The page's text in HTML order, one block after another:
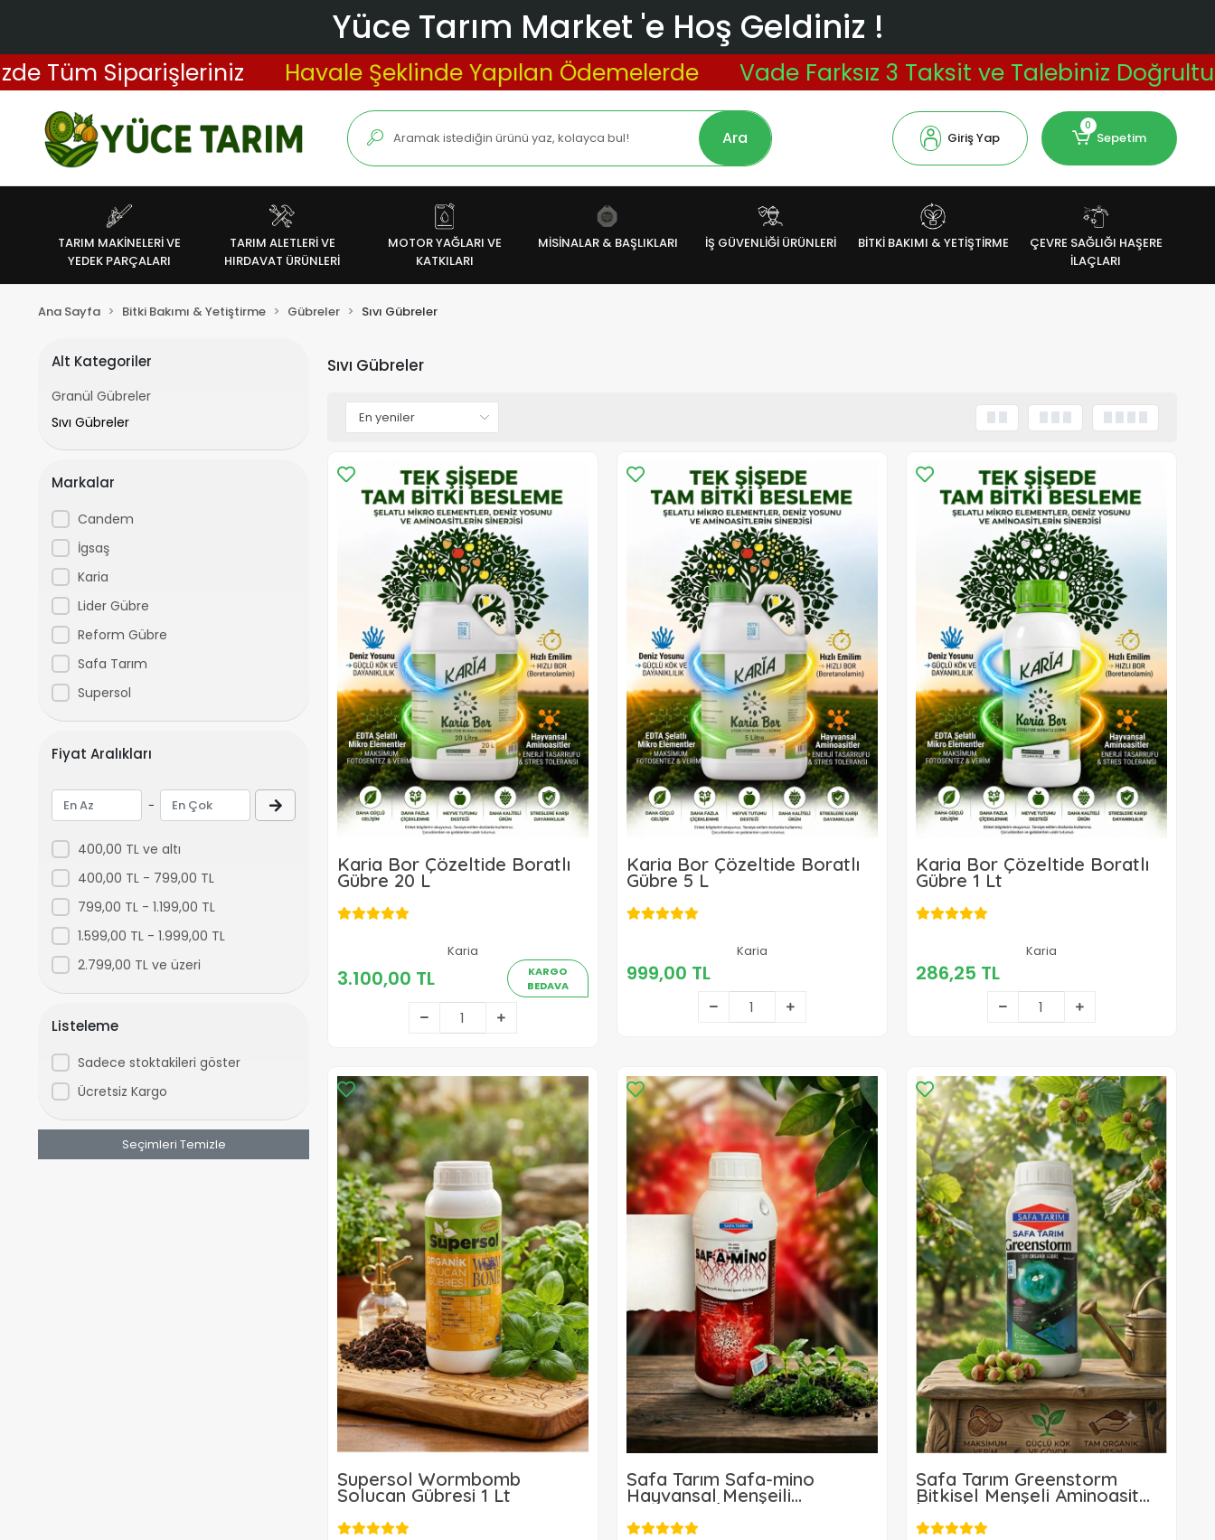
Yüce Tarım Market 'e Hoş Geldiniz !
Havale Şeklinde Yapılan Ödemelerde Vade Farksız 3 Taksit ve Talebiniz Doğrultusunda
Ara Giriş Yap
0
Sepetim
TARIM MAKİNELERİ VE
YEDEK PARÇALARI
TARIM ALETLERİ VE
HIRDAVAT ÜRÜNLERİ
MOTOR YAĞLARI VE
KATKILARI
MİSİNALAR & BAŞLIKLARI İŞ GÜVENLİĞİ ÜRÜNLERİ BİTKİ BAKIMI & YETİŞTİRME
ÇEVRE SAĞLIĞI HAŞERE
İLAÇLARI
Ana Sayfa Bitki Bakımı & Yetiştirme Gübreler Sıvı Gübreler
Alt Kategoriler
Granül Gübreler
Sıvı Gübreler
Markalar
Candem
İgsaş
Karia
Lider Gübre
Reform Gübre
Safa Tarım
Supersol
Fiyat Aralıkları
-
400,00 TL ve altı
400,00 TL - 799,00 TL
799,00 TL - 1.199,00 TL
1.599,00 TL - 1.999,00 TL
2.799,00 TL ve üzeri
Listeleme
Sadece stoktakileri göster
Ücretsiz Kargo
Seçimleri Temizle
Sıvı Gübreler
Karia Bor Çözeltide Boratlı
Gübre 20 L
Karia
3.100,00 TL
KARGO
BEDAVA
Sepete Ekle
Karia Bor Çözeltide Boratlı
Gübre 5 L
Karia
999,00 TL
999,00 TL
Sepete Ekle
Karia Bor Çözeltide Boratlı
Gübre 1 Lt
Karia
286,25 TL
286,25 TL
Sepete Ekle
Supersol Wormbomb
Solucan Gübresi 1 Lt
Safa Tarım Safa-mino
Hayvansal Menşeili
Aminoasit İçeren Sıvı Organik
Gübre 1 L
Safa Tarım Greenstorm
Bitkisel Menşeli Aminoasit
İçeren Sıvı Gübre 1L